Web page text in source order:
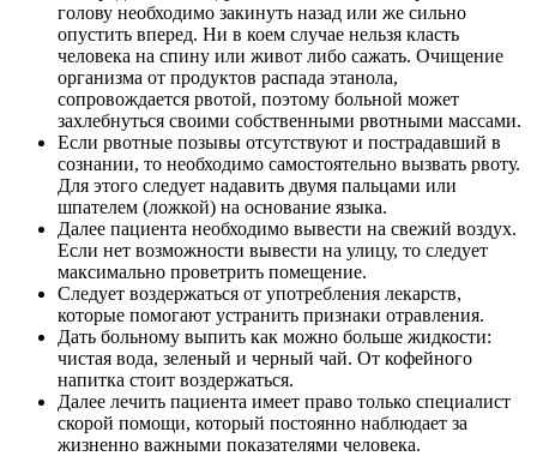
голову необходимо закинуть назад или же сильно
опустить вперед. Ни в коем случае нельзя класть
человека на спину или живот либо сажать. Очищение
организма от продуктов распада этанола,
сопровождается рвотой, поэтому больной может
захлебнуться своими собственными рвотными массами.
Если рвотные позывы отсутствуют и пострадавший в
сознании, то необходимо самостоятельно вызвать рвоту.
Для этого следует надавить двумя пальцами или
шпателем (ложкой) на основание языка.
Далее пациента необходимо вывести на свежий воздух.
Если нет возможности вывести на улицу, то следует
максимально проветрить помещение.
Следует воздержаться от употребления лекарств,
которые помогают устранить признаки отравления.
Дать больному выпить как можно больше жидкости:
чистая вода, зеленый и черный чай. От кофейного
напитка стоит воздержаться.
Далее лечить пациента имеет право только специалист
скорой помощи, который постоянно наблюдает за
жизненно важными показателями человека.